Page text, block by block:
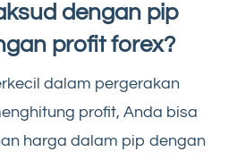
dengan pip
profit forex?
dalam pergerakan
profit, Anda bisa
harga dalam pip dengan